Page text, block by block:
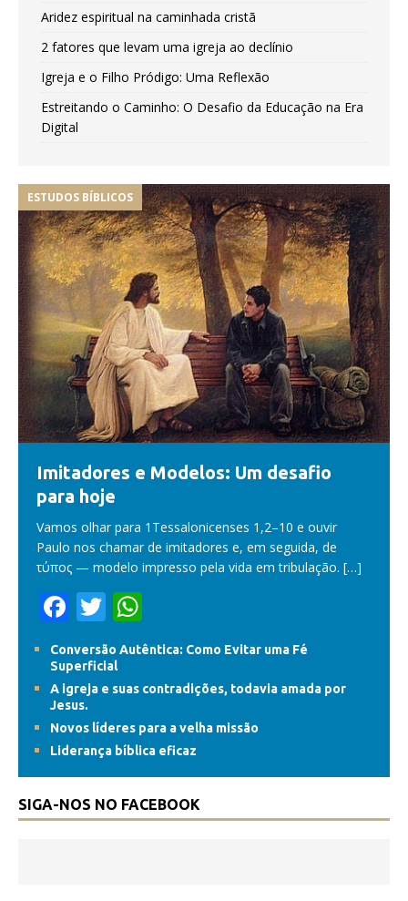
Aridez espiritual na caminhada cristã
2 fatores que levam uma igreja ao declínio
Igreja e o Filho Pródigo: Uma Reflexão
Estreitando o Caminho: O Desafio da Educação na Era
Digital
ESTUDOS BÍBLICOS
Imitadores e Modelos: Um desafio
para hoje
Vamos olhar para 1Tessalonicenses 1,2–10 e ouvir
Paulo nos chamar de imitadores e, em seguida, de
τύπος — modelo impresso pela vida em tribulação. […]
F
e
b
o
o
k
T
w
itt
er
h
at
s
A
p
p
Conversão Autêntica: Como Evitar uma Fé
Superficial
A igreja e suas contradições, todavia amada por
Jesus.
Novos líderes para a velha missão
Liderança bíblica eficaz
SIGA-NOS NO FACEBOOK